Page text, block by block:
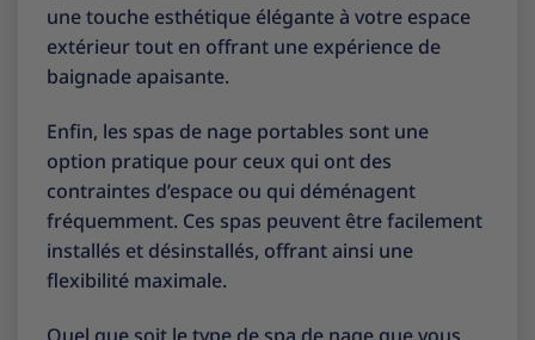
une touche esthétique élégante à votre espace
extérieur tout en offrant une expérience de
baignade apaisante.
Enfin, les spas de nage portables sont une
option pratique pour ceux qui ont des
contraintes d’espace ou qui déménagent
fréquemment. Ces spas peuvent être facilement
installés et désinstallés, offrant ainsi une
flexibilité maximale.
Quel que soit le type de spa de nage que vous